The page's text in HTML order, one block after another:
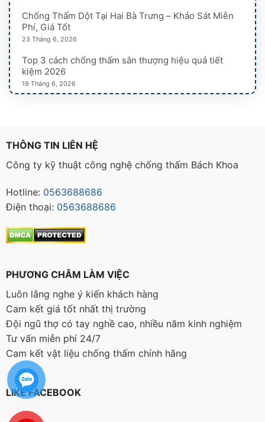
Chống Thấm Dột Tại Hai Bà Trưng – Khảo Sát Miễn
Phí, Giá Tốt
23 Tháng 6, 2026
Top 3 cách chống thấm sân thượng hiệu quả tiết
kiệm 2026
19 Tháng 6, 2026
THÔNG TIN LIÊN HỆ
Công ty kỹ thuật công nghệ chống thấm Bách Khoa
Hotline: 0563688686
Điện thoại: 0563688686
PHƯƠNG CHÂM LÀM VIỆC
Luôn lắng nghe ý kiến khách hàng
Cam kết giá tốt nhất thị trường
Đội ngũ thợ có tay nghề cao, nhiều năm kinh nghiệm
Tư vấn miễn phí 24/7
Cam kết vật liệu chống thấm chính hãng
LIKE FACEBOOK